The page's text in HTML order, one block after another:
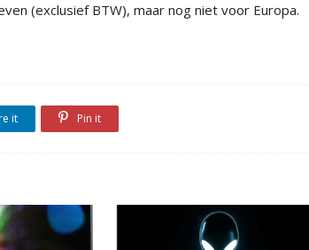
(exclusief BTW), maar nog niet voor Europa.
it Pin it